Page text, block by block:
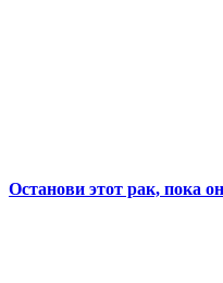
Останови этот рак, пока